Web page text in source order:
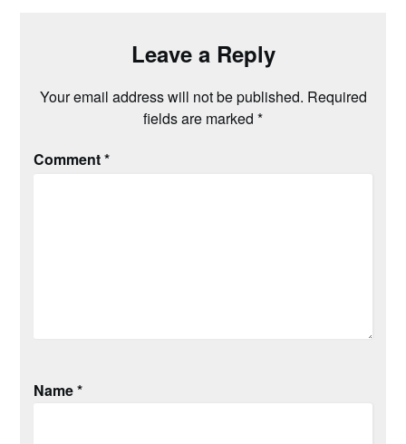
Leave a Reply
Your email address will not be published. Required
fields are marked *
Comment*
Name*